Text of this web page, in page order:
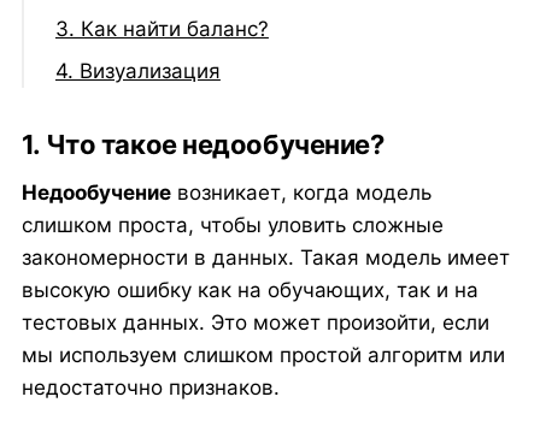
3. Как найти баланс?
4. Визуализация
1. Что такое недообучение?
Недообучениевозникает, когда модель
слишком проста, чтобы уловить сложные
закономерности в данных. Такая модель имеет
высокую ошибку как на обучающих, так и на
тестовых данных. Это может произойти, если
мы используем слишком простой алгоритм или
недостаточно признаков.